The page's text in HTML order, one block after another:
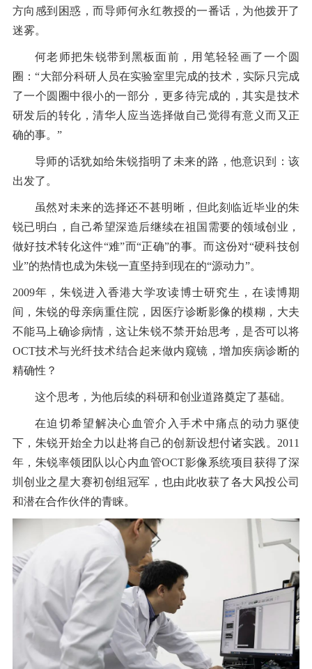
方向感到困惑，而导师何永红教授的一番话，为他拨开了
迷雾。
何老师把朱锐带到黑板面前，用笔轻轻画了一个圆
圈：“大部分科研人员在实验室里完成的技术，实际只完成
了一个圆圈中很小的一部分，更多待完成的，其实是技术
研发后的转化，清华人应当选择做自己觉得有意义而又正
确的事。”
导师的话犹如给朱锐指明了未来的路，他意识到：该
出发了。
虽然对未来的选择还不甚明晰，但此刻临近毕业的朱
锐已明白，自己希望深造后继续在祖国需要的领域创业，
做好技术转化这件“难”而“正确”的事。而这份对“硬科技创
业”的热情也成为朱锐一直坚持到现在的“源动力”。
2009年，朱锐进入香港大学攻读博士研究生，在读博期
间，朱锐的母亲病重住院，因医疗诊断影像的模糊，大夫
不能马上确诊病情，这让朱锐不禁开始思考，是否可以将
OCT技术与光纤技术结合起来做内窥镜，增加疾病诊断的
精确性？
这个思考，为他后续的科研和创业道路奠定了基础。
在迫切希望解决心血管介入手术中痛点的动力驱使
下，朱锐开始全力以赴将自己的创新设想付诸实践。2011
年，朱锐率领团队以心内血管OCT影像系统项目获得了深
圳创业之星大赛初创组冠军，也由此收获了各大风投公司
和潜在合作伙伴的青睐。